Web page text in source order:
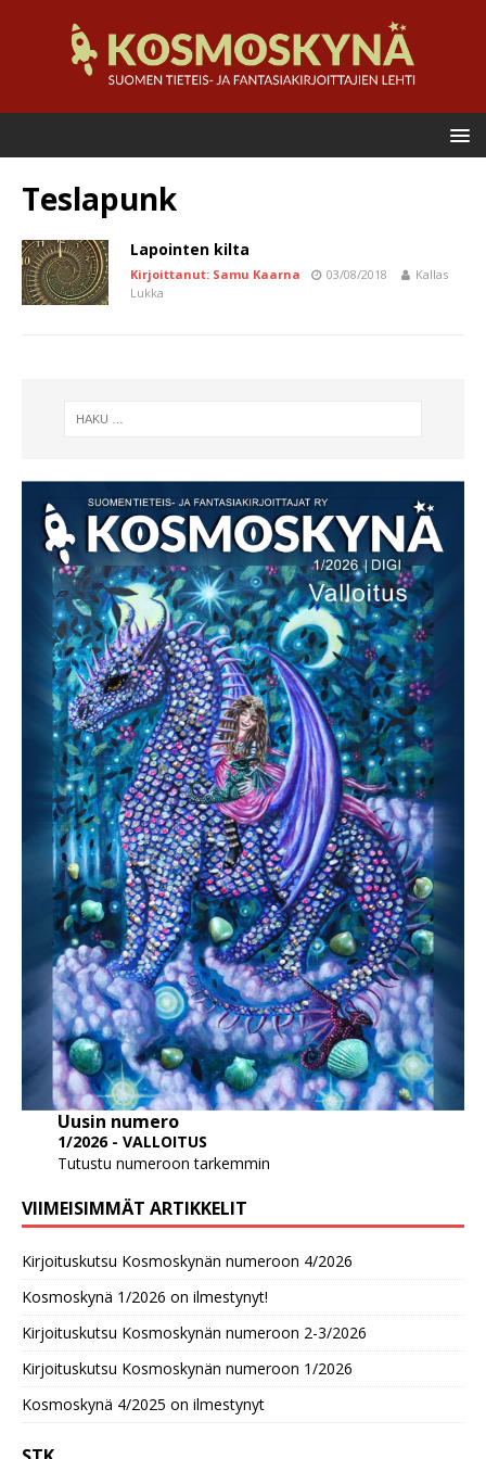
Teslapunk
Lapointen kilta
Kirjoittanut: Samu Kaarna 03/08/2018
Kallas
Lukka
Uusin numero
1/2026 - VALLOITUS
Tutustu numeroon tarkemmin
VIIMEISIMMÄT ARTIKKELIT
Kirjoituskutsu Kosmoskynän numeroon 4/2026
Kosmoskynä 1/2026 on ilmestynyt!
Kirjoituskutsu Kosmoskynän numeroon 2-3/2026
Kirjoituskutsu Kosmoskynän numeroon 1/2026
Kosmoskynä 4/2025 on ilmestynyt